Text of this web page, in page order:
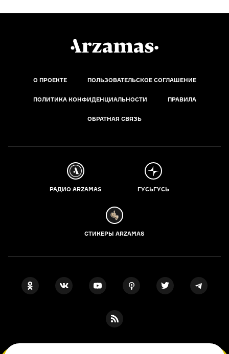
О ПРОЕКТЕ ПОЛЬЗОВАТЕЛЬСКОЕ СОГЛАШЕНИЕ
ПОЛИТИКА КОНФИДЕНЦИАЛЬНОСТИ ПРАВИЛА
ОБРАТНАЯ СВЯЗЬ
РАДИО ARZAMAS ГУСЬГУСЬ
СТИКЕРЫ ARZAMAS